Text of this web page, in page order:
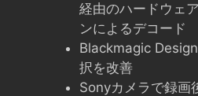
経由のハードウェ
ンによるデコード
Blackmagic
択を改善
Sonyカメラで録画